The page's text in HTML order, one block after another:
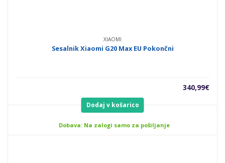
XIAOMI
Sesalnik Xiaomi G20 Max EU Pokončni
340,99€
Dodaj v košarico
Dobava: Na zalogi samo za pošiljanje